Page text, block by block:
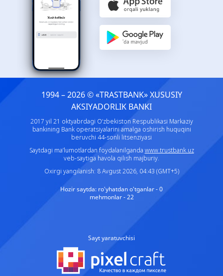
1994 – 2026 © «TRASTBANK» ХUSUSIY
AKSIYADORLIK BANKI
2017 yil 21 oktyabrdagi O‘zbekiston Respublikasi Markaziy
bankining Bank operatsiyalarini amalga oshirish huquqini
beruvchi 44-sonli litsenziyasi
Saytdagi ma’lumotlardan foydalanilganda www.trustbank.uz
veb-saytiga havola qilish majburiy.
Oxirgi yangilanish: 8 Avgust 2026, 04:43 (GMT+5)
Hozir saytda: ro'yhatdan o'tganlar - 0
mehmonlar - 22
Sayt yaratuvchisi